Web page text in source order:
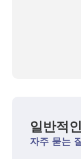
일반적
자주 묻는